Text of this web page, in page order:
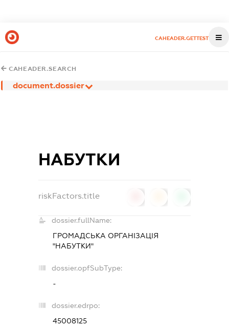
CAHEADER.GETTEST
CAHEADER.SEARCH
document.dossier
НАБУТКИ
riskFactors.title
dossier.fullName:
ГРОМАДСЬКА ОРГАНІЗАЦІЯ
"НАБУТКИ"
dossier.opfSubType:
-
dossier.edrpo:
45008125